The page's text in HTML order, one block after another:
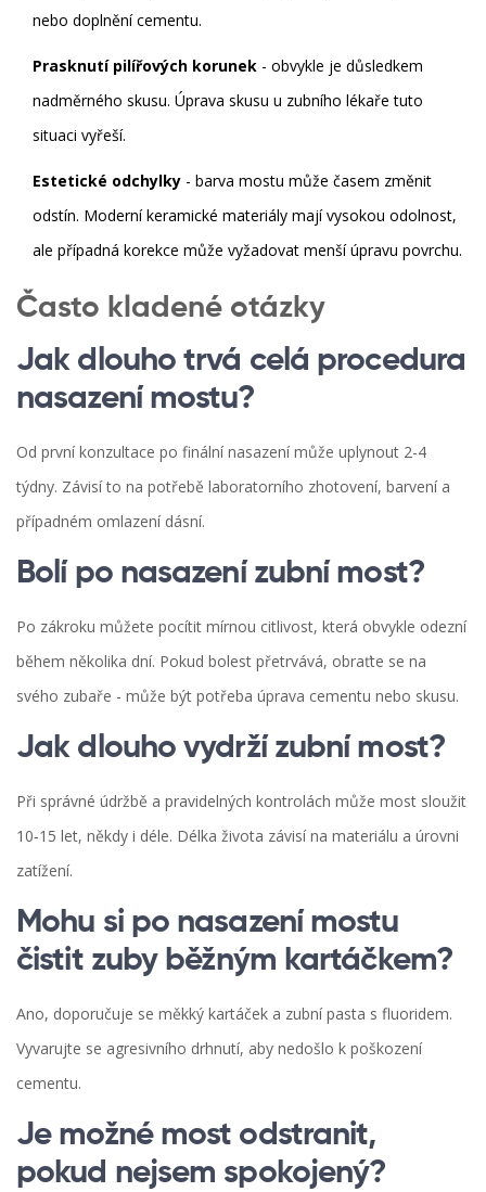
nebo doplnění cementu.
Prasknutí pilířových korunek - obvykle je důsledkem
nadměrného skusu. Úprava skusu u zubního lékaře tuto
situaci vyřeší.
Estetické odchylky - barva mostu může časem změnit
odstín. Moderní keramické materiály mají vysokou odolnost,
ale případná korekce může vyžadovat menší úpravu povrchu.
Často kladené otázky
Jak dlouho trvá celá procedura
nasazení mostu?
Od první konzultace po finální nasazení může uplynout 2-4
týdny. Závisí to na potřebě laboratorního zhotovení, barvení a
případném omlazení dásní.
Bolí po nasazení zubní most?
Po zákroku můžete pocítit mírnou citlivost, která obvykle odezní
během několika dní. Pokud bolest přetrvává, obraťte se na
svého zubaře - může být potřeba úprava cementu nebo skusu.
Jak dlouho vydrží zubní most?
Při správné údržbě a pravidelných kontrolách může most sloužit
10‑15 let, někdy i déle. Délka života závisí na materiálu a úrovni
zatížení.
Mohu si po nasazení mostu
čistit zuby běžným kartáčkem?
Ano, doporučuje se měkký kartáček a zubní pasta s fluoridem.
Vyvarujte se agresivního drhnutí, aby nedošlo k poškození
cementu.
Je možné most odstranit,
pokud nejsem spokojený?